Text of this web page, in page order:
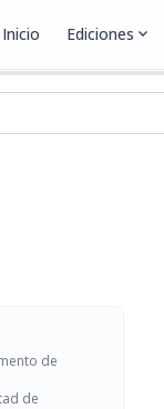
Inicio Ediciones expand_more
de
de